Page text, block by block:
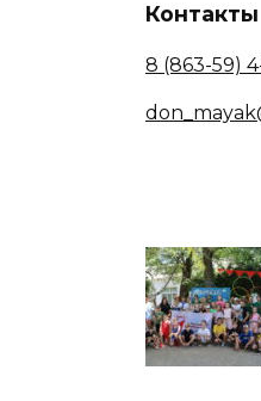
Контакты
8 (863-59) 4-